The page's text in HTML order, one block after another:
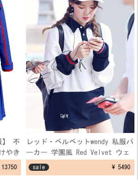
】 不
やき
レッド・ベルベットwendy 私服パ
ーカー 学園風 Red Velvet ウェ
ンディ 空港ファッション制服 フ
sale ¥ 5490